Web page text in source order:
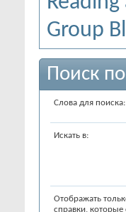
Group
Поиск
Слова для поиска:
Искать в:
Отображать
справки, которые